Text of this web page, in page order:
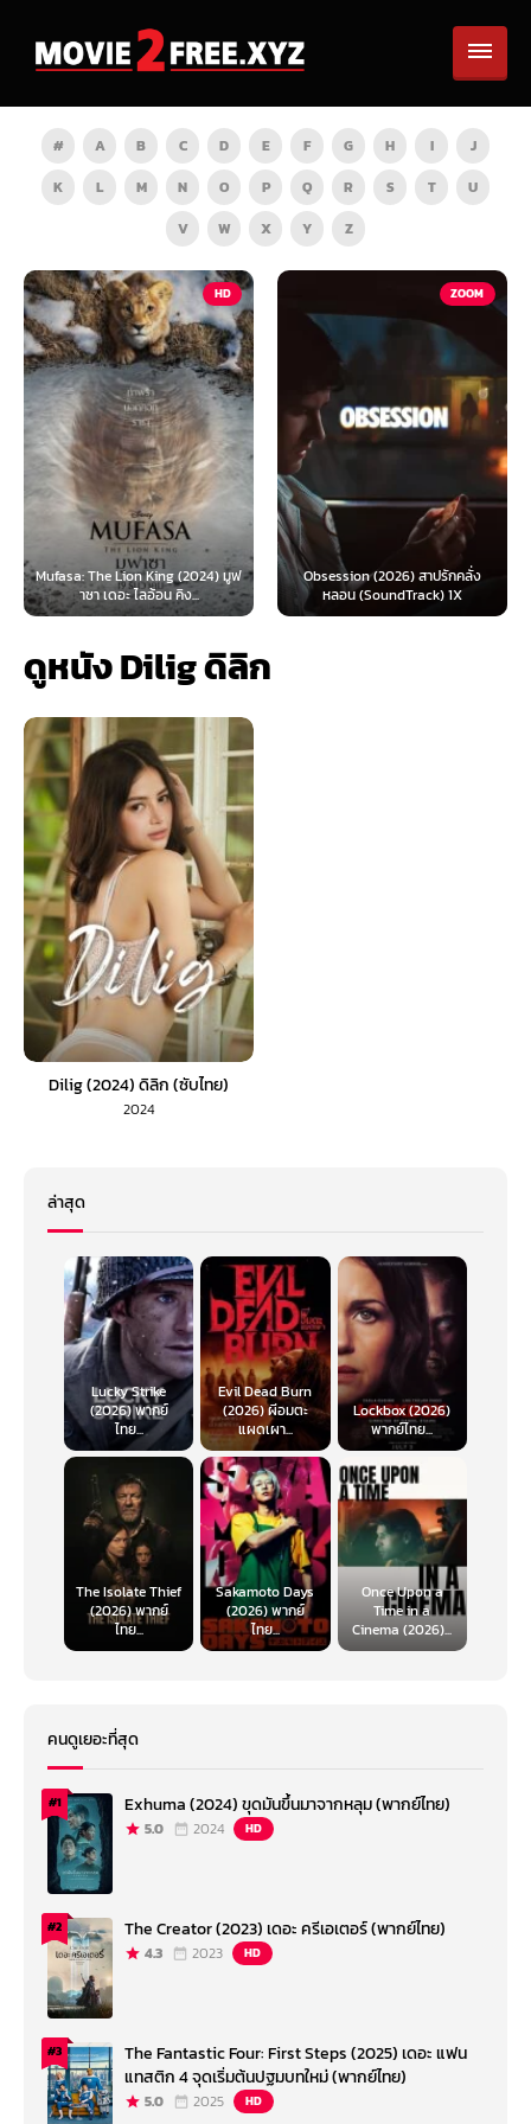
# A B C D E F G H I
J
K
L M N O P Q R S T
U
V
W X Y Z
HD
Lion King (2024) มูฟ
อะ ไลอ้อน คิง...
Obsession (2026) สาปรักคลั่ง
หลอน (SoundTrack) 1X
Survive
ดูหนัง Dilig ดิลิก
Dilig (2024) ดิลิก (ซับไทย)
2024
ล่าสุด
Lucky Strike
(2026) พากย์
ไทย...
Evil Dead Burn
(2026) ผีอมตะ
แผดเผา...
Lockbox (2026)
พากย์ไทย...
The Isolate Thief
(2026) พากย์
ไทย...
Sakamoto Days
(2026) พากย์
ไทย...
Once Upon a
Time in a
Cinema (2026)...
คนดูเยอะที่สุด
#1 Exhuma (2024) ขุดมันขึ้นมาจากหลุม (พากย์ไทย)
5.0 2024 HD
#2 The Creator (2023) เดอะ ครีเอเตอร์ (พากย์ไทย)
4.3 2023 HD
#3
The Fantastic Four: First Steps (2025) เดอะ แฟน
แทสติก 4 จุดเริ่มต้นปฐมบทใหม่ (พากย์ไทย)
5.0 2025 HD